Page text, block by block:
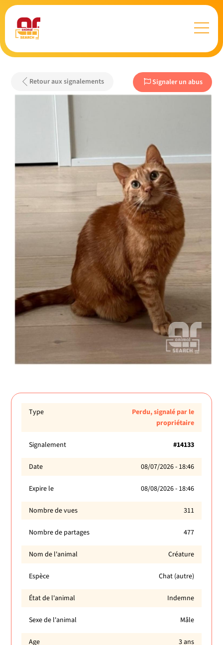
Retour aux signalements Signaler un abus
Type
Perdu, signalé par le
propriétaire
Signalement #14133
Date 08/07/2026 - 18:46
Expire le 08/08/2026 - 18:46
Nombre de vues 311
Nombre de partages 477
Nom de l'animal Créature
Espèce Chat (autre)
État de l'animal Indemne
Sexe de l'animal Mâle
Age 3 ans